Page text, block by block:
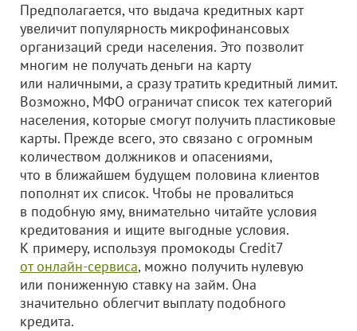
Предполагается, что выдача кредитных карт
увеличит популярность микрофинансовых
организаций среди населения. Это позволит
многим не получать деньги на карту
или наличными, а сразу тратить кредитный лимит.
Возможно, МФО ограничат список тех категорий
населения, которые смогут получить пластиковые
карты. Прежде всего, это связано с огромным
количеством должников и опасениями,
что в ближайшем будущем половина клиентов
пополнят их список. Чтобы не провалиться
в подобную яму, внимательно читайте условия
кредитования и ищите выгодные условия.
К примеру, используя промокоды Credit7
от онлайн-сервиса, можно получить нулевую
или пониженную ставку на займ. Она
значительно облегчит выплату подобного
кредита.